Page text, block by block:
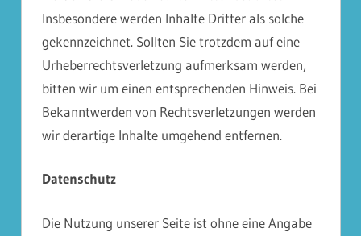
Insbesondere werden Inhalte Dritter als solche
gekennzeichnet. Sollten Sie trotzdem auf eine
Urheberrechtsverletzung aufmerksam werden,
bitten wir um einen entsprechenden Hinweis. Bei
Bekanntwerden von Rechtsverletzungen werden
wir derartige Inhalte umgehend entfernen.
Datenschutz
Die Nutzung unserer Seite ist ohne eine Angabe